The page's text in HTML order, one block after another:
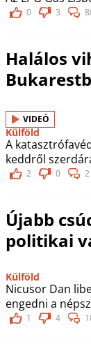
0 3
Halálos
VIDEÓ
Külföld
A
keddről
2 0 2
Újabb
politikai
Külföld
Nicusor Dan
engedni a
1 4